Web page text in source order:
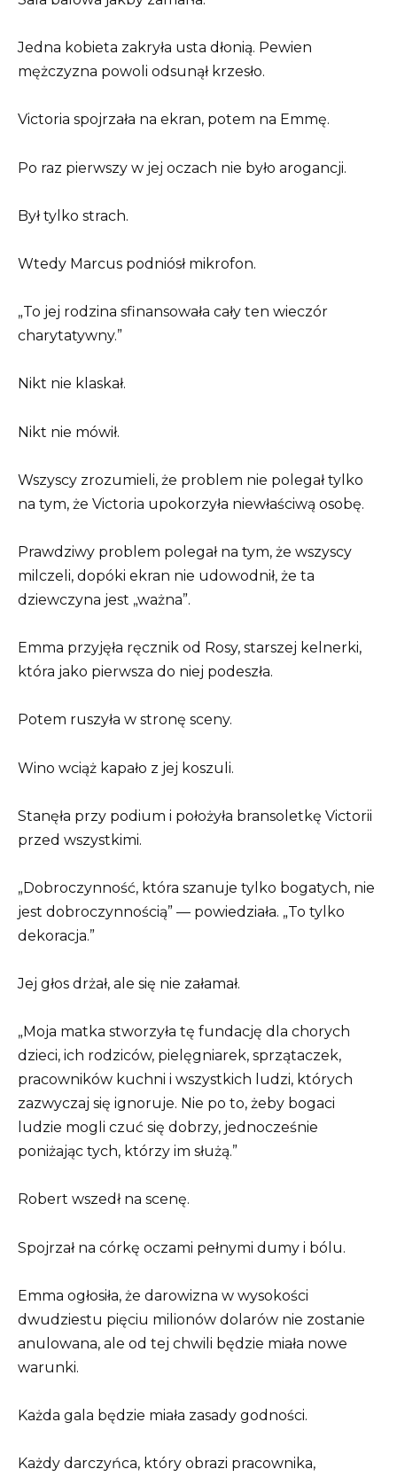
Jedna kobieta zakryła usta dłonią. Pewien
mężczyzna powoli odsunął krzesło.
Victoria spojrzała na ekran, potem na Emmę.
Po raz pierwszy w jej oczach nie było arogancji.
Był tylko strach.
Wtedy Marcus podniósł mikrofon.
„To jej rodzina sfinansowała cały ten wieczór
charytatywny.”
Nikt nie klaskał.
Nikt nie mówił.
Wszyscy zrozumieli, że problem nie polegał tylko
na tym, że Victoria upokorzyła niewłaściwą osobę.
Prawdziwy problem polegał na tym, że wszyscy
milczeli, dopóki ekran nie udowodnił, że ta
dziewczyna jest „ważna”.
Emma przyjęła ręcznik od Rosy, starszej kelnerki,
która jako pierwsza do niej podeszła.
Potem ruszyła w stronę sceny.
Wino wciąż kapało z jej koszuli.
Stanęła przy podium i położyła bransoletkę Victorii
przed wszystkimi.
„Dobroczynność, która szanuje tylko bogatych, nie
jest dobroczynnością” — powiedziała. „To tylko
dekoracja.”
Jej głos drżał, ale się nie załamał.
„Moja matka stworzyła tę fundację dla chorych
dzieci, ich rodziców, pielęgniarek, sprzątaczek,
pracowników kuchni i wszystkich ludzi, których
zazwyczaj się ignoruje. Nie po to, żeby bogaci
ludzie mogli czuć się dobrzy, jednocześnie
poniżając tych, którzy im służą.”
Robert wszedł na scenę.
Spojrzał na córkę oczami pełnymi dumy i bólu.
Emma ogłosiła, że darowizna w wysokości
dwudziestu pięciu milionów dolarów nie zostanie
anulowana, ale od tej chwili będzie miała nowe
warunki.
Każda gala będzie miała zasady godności.
Każdy darczyńca, który obrazi pracownika,